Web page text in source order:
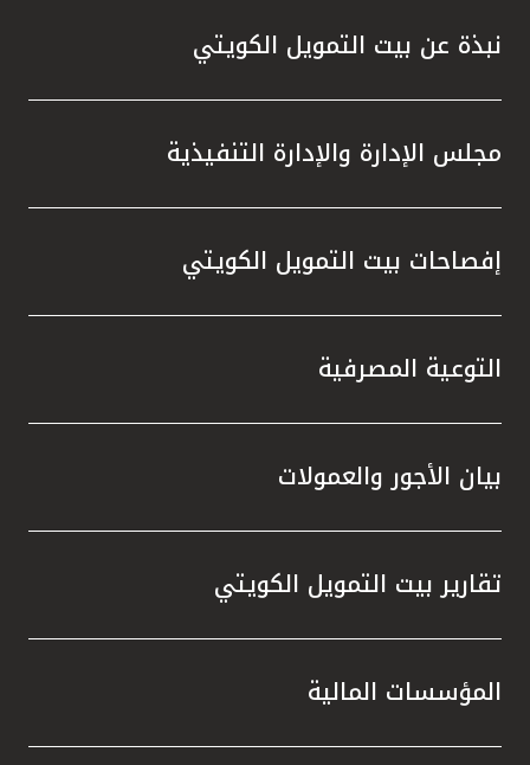
نبذة عن بيت التمويل الكويتي
مجلس الإدارة والإدارة التنفيذية
إفصاحات بيت التمويل الكويتي
التوعية المصرفية
بيان الأجور والعمولات
تقارير بيت التمويل الكويتي
المؤسسات المالية